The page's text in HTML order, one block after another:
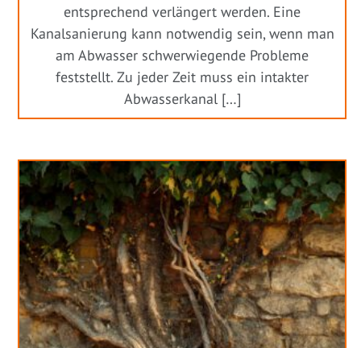
entsprechend verlängert werden. Eine
Kanalsanierung kann notwendig sein, wenn man
am Abwasser schwerwiegende Probleme
feststellt. Zu jeder Zeit muss ein intakter
Abwasserkanal […]